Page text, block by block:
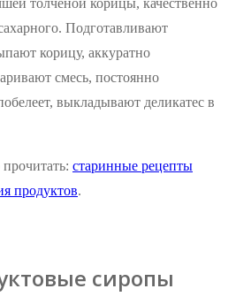
Подготавливают
корицу, аккуратно
смесь, постоянно
выкладывают деликатес в
старинные рецепты
продуктов.
сиропы